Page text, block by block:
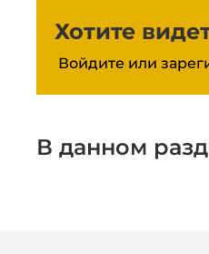
Хотите
Войдите или
В данном